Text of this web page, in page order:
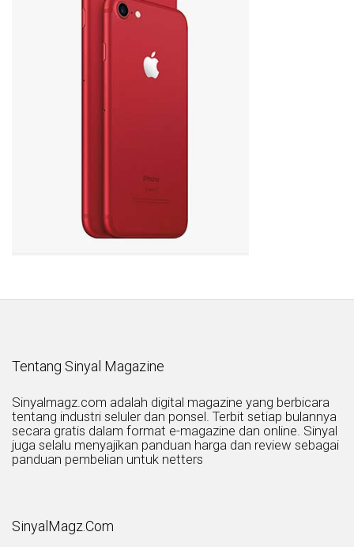
Tentang Sinyal Magazine
Sinyalmagz.com adalah digital magazine yang berbicara
tentang industri seluler dan ponsel. Terbit setiap bulannya
secara gratis dalam format e-magazine dan online. Sinyal
juga selalu menyajikan panduan harga dan review sebagai
panduan pembelian untuk netters
SinyalMagz.Com